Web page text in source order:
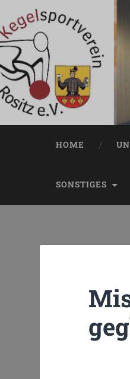
HOME
SONSTIGES